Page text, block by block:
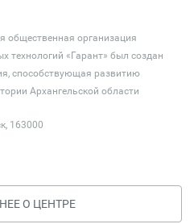
общественная организация
технологий «Гарант» был создан
способствующая развитию
Архангельской области
163000
О ЦЕНТРЕ